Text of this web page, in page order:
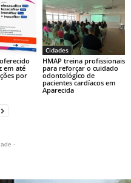
em até
por
Cidades
HMAP treina profissionais
para reforçar o cuidado
odontológico de
pacientes cardíacos em
Aparecida
-